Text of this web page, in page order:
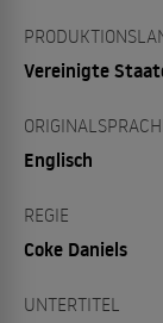
Vereinigte
Englisch
REGIE
Coke Daniels
UNTERTITEL